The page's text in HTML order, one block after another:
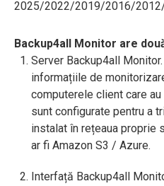
2025/2022/2019/2016/
Backup4all Monitor are
Server Backup4all
informațiile de
computerele client care
sunt configurate pentru a
instalat în rețeaua proprie
ar fi Amazon S3 / Azure.
Interfață Backup4all